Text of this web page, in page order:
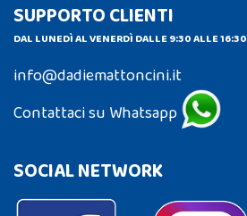
SUPPORTO CLIENTI
DAL LUNEDÌ AL VENERDÌ DALLE 9:30 ALLE 16:30
info@dadiemattoncini.it
Contattaci su Whatsapp
SOCIAL NETWORK